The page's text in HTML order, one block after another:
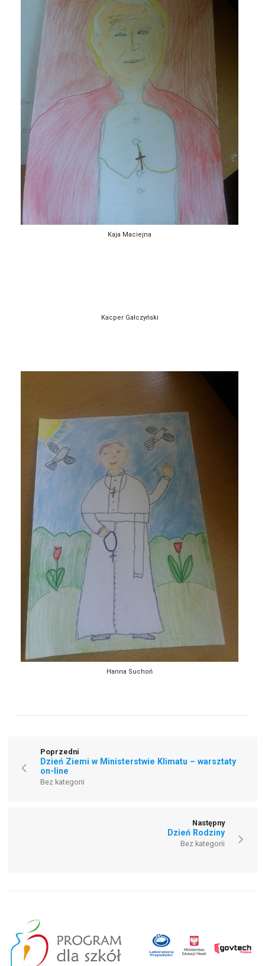
Kaja Maciejna
Kacper Gałczyński
Hanna Suchoń
Poprzedni
Dzień Ziemi w Ministerstwie Klimatu – warsztaty
on-line
Bez kategorii
Następny
Dzień Rodziny
Bez kategorii